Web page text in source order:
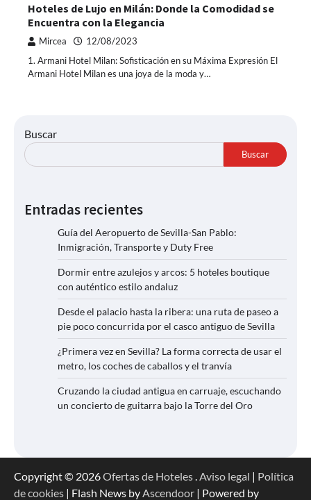
Hoteles de Lujo en Milán: Donde la Comodidad se
Encuentra con la Elegancia
Mircea 12/08/2023
1. Armani Hotel Milan: Sofisticación en su Máxima Expresión El
Armani Hotel Milan es una joya de la moda y…
Buscar
Buscar
Entradas recientes
Guía del Aeropuerto de Sevilla-San Pablo:
Inmigración, Transporte y Duty Free
Dormir entre azulejos y arcos: 5 hoteles boutique
con auténtico estilo andaluz
Desde el palacio hasta la ribera: una ruta de paseo a
pie poco concurrida por el casco antiguo de Sevilla
¿Primera vez en Sevilla? La forma correcta de usar el
metro, los coches de caballos y el tranvía
Cruzando la ciudad antigua en carruaje, escuchando
un concierto de guitarra bajo la Torre del Oro
Copyright © 2026Ofertas de Hoteles.Aviso legal | Política
de cookies | Flash News byAscendoor | Powered by